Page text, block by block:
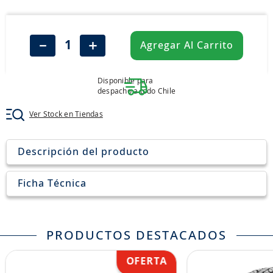
＋
－ Agregar Al Carrito
Disponible para
despacho a todo Chile
Ver Stock en Tiendas
Descripción del producto
Ficha Técnica
PRODUCTOS DESTACADOS
john deere